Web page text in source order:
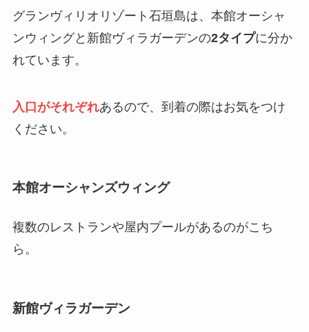
グランヴィリオリゾート石垣島は、本館オーシャ
ンウィングと新館ヴィラガーデンの2タイプに分か
れています。
入口がそれぞれあるので、到着の際はお気をつけ
ください。
本館オーシャンズウィング
複数のレストランや屋内プールがあるのがこち
ら。
新館ヴィラガーデン